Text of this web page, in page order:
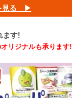
見る ▶
ます!
リジナルも承ります!